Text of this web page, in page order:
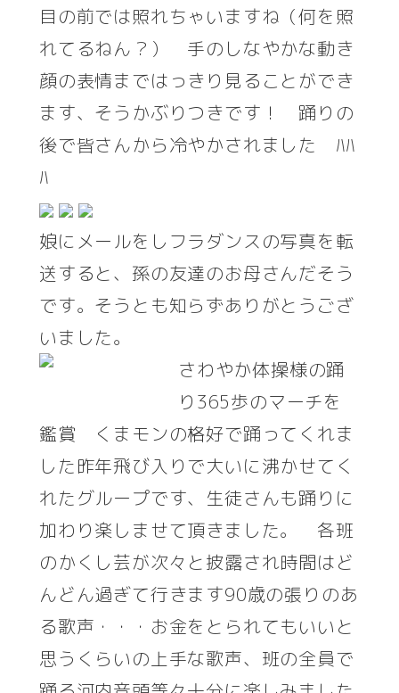
目の前では照れちゃいますね（何を照
れてるねん？） 手のしなやかな動き
顔の表情まではっきり見ることができ
ます、そうかぶりつきです！ 踊りの
後で皆さんから冷やかされました ﾊﾊ
ﾊ
娘にメールをしフラダンスの写真を転
送すると、孫の友達のお母さんだそう
です。そうとも知らずありがとうござ
いました。
さわやか体操様の踊
り365歩のマーチを
鑑賞 くまモンの格好で踊ってくれま
した昨年飛び入りで大いに沸かせてく
れたグループです、生徒さんも踊りに
加わり楽しませて頂きました。 各班
のかくし芸が次々と披露され時間はど
んどん過ぎて行きます90歳の張りのあ
る歌声・・・お金をとられてもいいと
思うくらいの上手な歌声、班の全員で